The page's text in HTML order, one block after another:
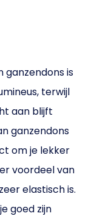
ganzendons is
terwijl
aan blijft
ganzendons
om je lekker
voordeel van
elastisch is.
goed zijn